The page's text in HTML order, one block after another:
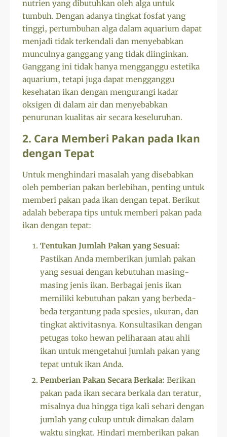
nutrien yang dibutuhkan oleh alga untuk
tumbuh. Dengan adanya tingkat fosfat yang
tinggi, pertumbuhan alga dalam aquarium dapat
menjadi tidak terkendali dan menyebabkan
munculnya ganggang yang tidak diinginkan.
Ganggang ini tidak hanya mengganggu estetika
aquarium, tetapi juga dapat mengganggu
kesehatan ikan dengan mengurangi kadar
oksigen di dalam air dan menyebabkan
penurunan kualitas air secara keseluruhan.
2. Cara Memberi Pakan pada Ikan
dengan Tepat
Untuk menghindari masalah yang disebabkan
oleh pemberian pakan berlebihan, penting untuk
memberi pakan pada ikan dengan tepat. Berikut
adalah beberapa tips untuk memberi pakan pada
ikan dengan tepat:
Tentukan Jumlah Pakan yang Sesuai:
Pastikan Anda memberikan jumlah pakan
yang sesuai dengan kebutuhan masing-
masing jenis ikan. Berbagai jenis ikan
memiliki kebutuhan pakan yang berbeda-
beda tergantung pada spesies, ukuran, dan
tingkat aktivitasnya. Konsultasikan dengan
petugas toko hewan peliharaan atau ahli
ikan untuk mengetahui jumlah pakan yang
tepat untuk ikan Anda.
Pemberian Pakan Secara Berkala: Berikan
pakan pada ikan secara berkala dan teratur,
misalnya dua hingga tiga kali sehari dengan
jumlah yang cukup untuk dimakan dalam
waktu singkat. Hindari memberikan pakan